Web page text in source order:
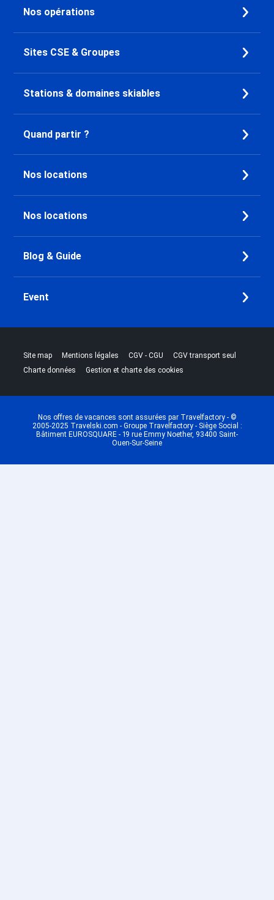
Nos opérations
Sites CSE & Groupes
Stations & domaines skiables
Quand partir ?
Nos locations
Nos locations
Blog & Guide
Event
Site map |Mentions légales |CGV - CGU |CGV transport seul
Charte données |Gestion et charte des cookies
Nos offres de vacances sont assurées par Travelfactory - ©
2005-2025 Travelski.com - Groupe Travelfactory - Siège Social :
Bâtiment EUROSQUARE - 19 rue Emmy Noether, 93400 Saint-
Ouen-Sur-Seine